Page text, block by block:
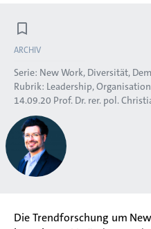
ARCHIV
Serie: New Work, Diversität,
Rubrik: Leadership,
14.09.20 Prof. Dr. rer. pol.
Die Trendforschung um